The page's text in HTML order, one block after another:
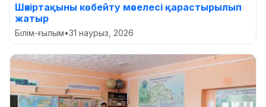
Шәкіртақыны көбейту мәселесі қарастырылып
жатыр
Білім-ғылым•31 наурыз, 2026